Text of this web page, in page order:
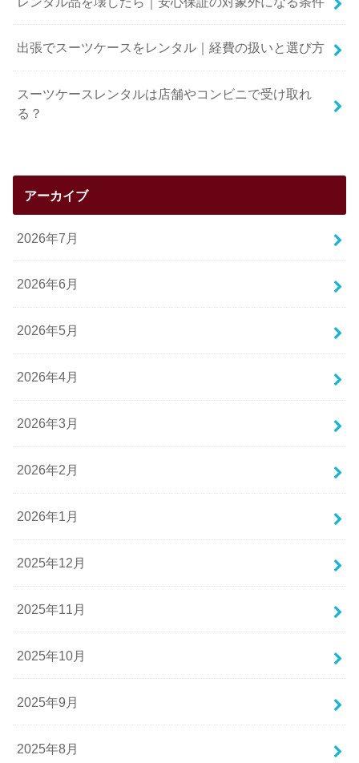
出張でスーツケースをレンタル｜経費の扱いと選び方
スーツケースレンタルは店舗やコンビニで受け取れ
る？
アーカイブ
2026年7月
2026年6月
2026年5月
2026年4月
2026年3月
2026年2月
2026年1月
2025年12月
2025年11月
2025年10月
2025年9月
2025年8月